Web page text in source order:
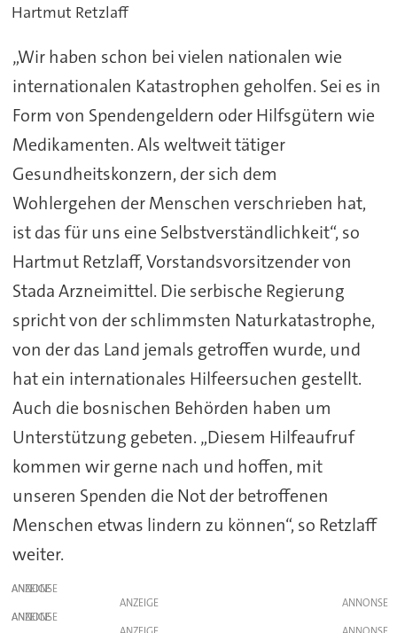
Hartmut Retzlaff
„Wir haben schon bei vielen nationalen wie
internationalen Katastrophen geholfen. Sei es in
Form von Spendengeldern oder Hilfsgütern wie
Medikamenten. Als weltweit tätiger
Gesundheitskonzern, der sich dem
Wohlergehen der Menschen verschrieben hat,
ist das für uns eine Selbstverständlichkeit“, so
Hartmut Retzlaff, Vorstandsvorsitzender von
Stada Arzneimittel. Die serbische Regierung
spricht von der schlimmsten Naturkatastrophe,
von der das Land jemals getroffen wurde, und
hat ein internationales Hilfeersuchen gestellt.
Auch die bosnischen Behörden haben um
Unterstützung gebeten. „Diesem Hilfeaufruf
kommen wir gerne nach und hoffen, mit
unseren Spenden die Not der betroffenen
Menschen etwas lindern zu können“, so Retzlaff
weiter.
ANZEIGE
ANZEIGE
ANZEIGE